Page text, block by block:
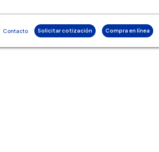
Contacto Solicitar cotización Compra en línea